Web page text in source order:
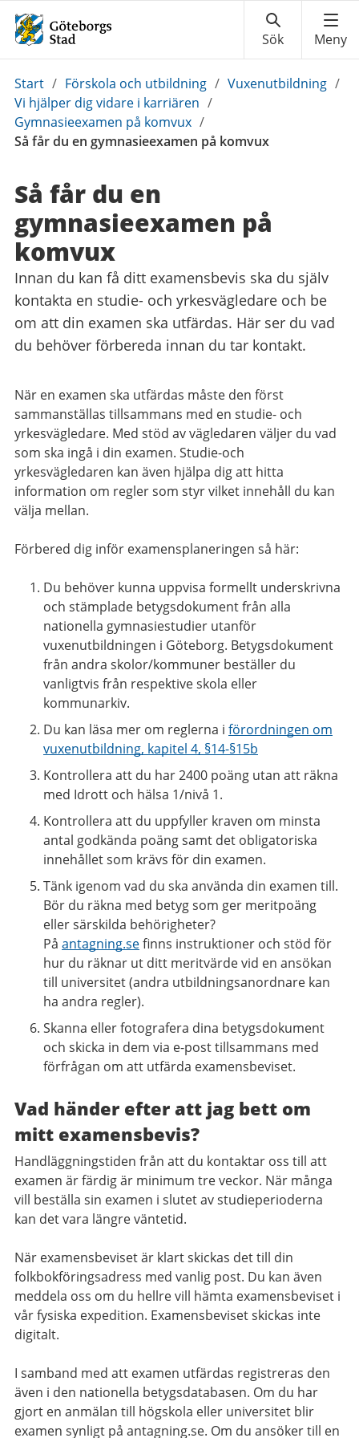
Du
är
här:
Start / Förskola och utbildning / Vuxenutbildning /
Vi hjälper dig vidare i karriären /
Gymnasieexamen på komvux /
Så får du en gymnasieexamen på komvux
Så får du en
gymnasieexamen på
komvux
Innan du kan få ditt examensbevis ska du själv
kontakta en studie- och yrkesvägledare och be
om att din examen ska utfärdas. Här ser du vad
du behöver förbereda innan du tar kontakt.
När en examen ska utfärdas måste den först
sammanställas tillsammans med en studie- och
yrkesvägledare. Med stöd av vägledaren väljer du vad
som ska ingå i din examen. Studie-och
yrkesvägledaren kan även hjälpa dig att hitta
information om regler som styr vilket innehåll du kan
välja mellan.
Förbered dig inför examensplaneringen så här:
Du behöver kunna uppvisa formellt underskrivna
och stämplade betygsdokument från alla
nationella gymnasiestudier utanför
vuxenutbildningen i Göteborg. Betygsdokument
från andra skolor/kommuner beställer du
vanligtvis från respektive skola eller
kommunarkiv.
Du kan läsa mer om reglerna i förordningen om
vuxenutbildning, kapitel 4, §14-§15b
Kontrollera att du har 2400 poäng utan att räkna
med Idrott och hälsa 1/nivå 1.
Kontrollera att du uppfyller kraven om minsta
antal godkända poäng samt det obligatoriska
innehållet som krävs för din examen.
Tänk igenom vad du ska använda din examen till.
Bör du räkna med betyg som ger meritpoäng
eller särskilda behörigheter?
På antagning.sefinns instruktioner och stöd för
hur du räknar ut ditt meritvärde vid en ansökan
till universitet (andra utbildningsanordnare kan
ha andra regler).
Skanna eller fotografera dina betygsdokument
och skicka in dem via e-post tillsammans med
förfrågan om att utfärda examensbeviset.
Vad händer efter att jag bett om
mitt examensbevis?
Handläggningstiden från att du kontaktar oss till att
examen är färdig är minimum tre veckor. När många
vill beställa sin examen i slutet av studieperioderna
kan det vara längre väntetid.
När examensbeviset är klart skickas det till din
folkbokföringsadress med vanlig post. Du kan även
meddela oss om du hellre vill hämta examensbeviset i
vår fysiska expedition. Examensbeviset skickas inte
digitalt.
I samband med att examen utfärdas registreras den
även i den nationella betygsdatabasen. Om du har
gjort en anmälan till högskola eller universitet blir
examen synligt på antagning.se. Om du ansöker till en